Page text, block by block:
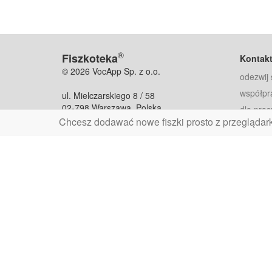
Chcesz dodawać nowe fiszki prosto z
Fiszkoteka®
© 2026 VocApp Sp. z o.o.
ul. Mielczarskiego 8 / 58
02-798 Warszawa, Polska
Kontakt
odezwij
dla